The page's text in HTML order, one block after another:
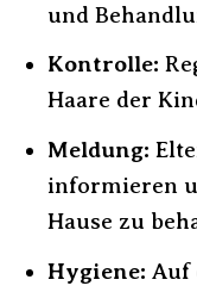
und
Kontrolle:
Haare der
Meldung:
informieren
Hause zu
Hygiene: Auf